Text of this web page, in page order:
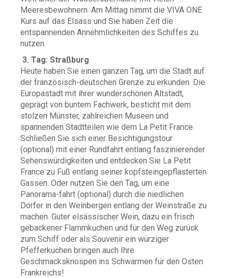
Meeresbewohnern. Am Mittag nimmt die VIVA ONE
Kurs auf das Elsass und Sie haben Zeit die
entspannenden Annehmlichkeiten des Schiffes zu
nutzen.
3. Tag: Straßburg
Heute haben Sie einen ganzen Tag, um die Stadt auf
der französisch-deutschen Grenze zu erkunden. Die
Europastadt mit ihrer wunderschönen Altstadt,
geprägt von buntem Fachwerk, besticht mit dem
stolzen Münster, zahlreichen Museen und
spannenden Stadtteilen wie dem La Petit France.
Schließen Sie sich einer Besichtigungstour
(optional) mit einer Rundfahrt entlang faszinierender
Sehenswürdigkeiten und entdecken Sie La Petit
France zu Fuß entlang seiner kopfsteingepflasterten
Gassen. Oder nutzen Sie den Tag, um eine
Panorama-fahrt (optional) durch die niedlichen
Dörfer in den Weinbergen entlang der Weinstraße zu
machen. Guter elsässischer Wein, dazu ein frisch
gebackener Flammkuchen und für den Weg zurück
zum Schiff oder als Souvenir ein würziger
Pfefferkuchen bringen auch Ihre
Geschmacksknospen ins Schwärmen für den Osten
Frankreichs!